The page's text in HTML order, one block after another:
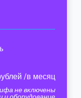
/в месяц
не включены